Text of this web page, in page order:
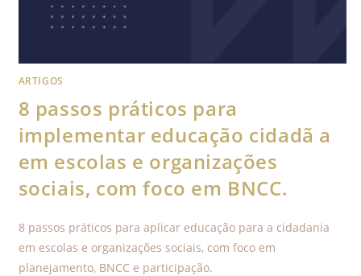
ARTIGOS
8 passos práticos para
implementar educação cidadã a
em escolas e organizações
sociais, com foco em BNCC.
8 passos práticos para aplicar educação para a cidadania
em escolas e organizações sociais, com foco em
planejamento, BNCC e participação.